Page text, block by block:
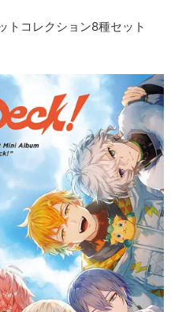
トコレクション8種セット